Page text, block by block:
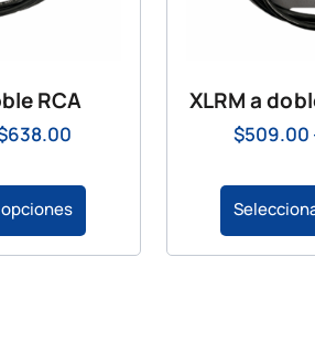
RCA
638.00
XLRM a
$509.00